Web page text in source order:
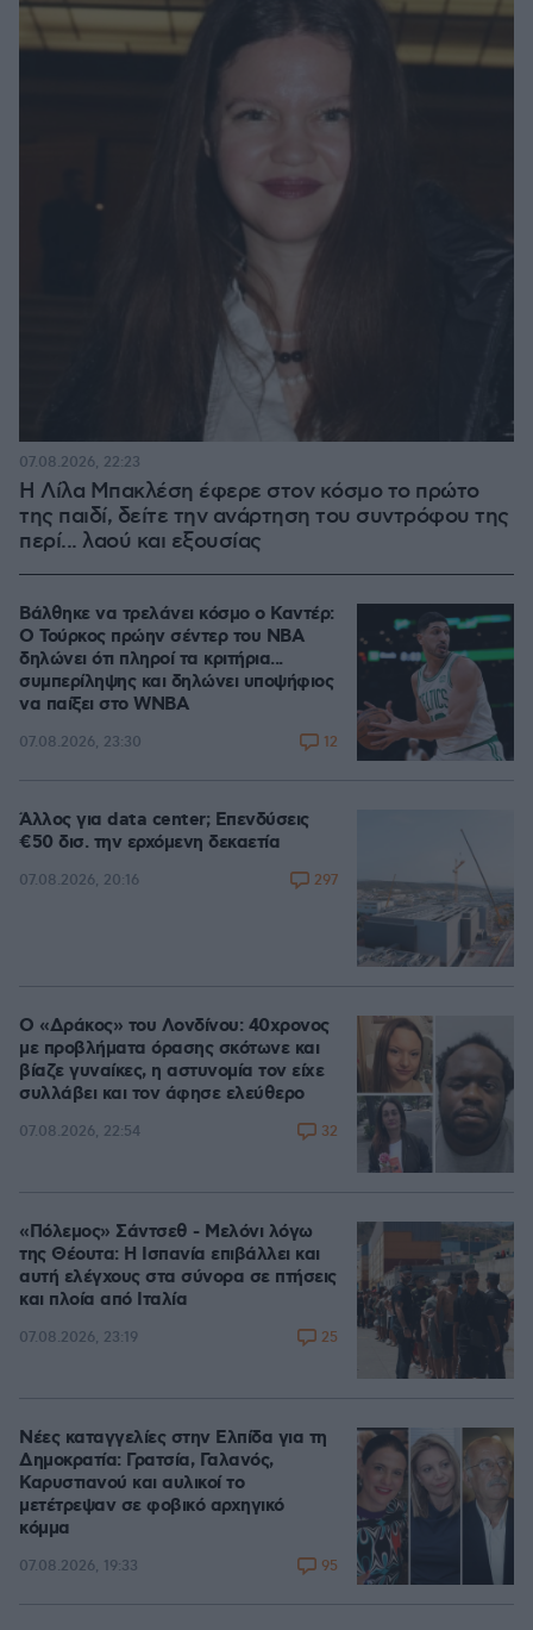
Η Λίλα Μπακλέση έφερε στον κόσμο το πρώτο
της παιδί, δείτε την ανάρτηση του συντρόφου της
περί... λαού και εξουσίας
07.08.2026, 22:23
Βάλθηκε να τρελάνει κόσμο ο Καντέρ:
Ο Τούρκος πρώην σέντερ του NBA
δηλώνει ότι πληροί τα κριτήρια...
συμπερίληψης και δηλώνει υποψήφιος
να παίξει στο WNBA
07.08.2026, 23:30 12
Άλλος για data center; Επενδύσεις
€50 δισ. την ερχόμενη δεκαετία
07.08.2026, 20:16 297
Ο «Δράκος» του Λονδίνου: 40χρονος
με προβλήματα όρασης σκότωνε και
βίαζε γυναίκες, η αστυνομία τον είχε
συλλάβει και τον άφησε ελεύθερο
07.08.2026, 22:54 32
«Πόλεμος» Σάντσεθ - Μελόνι λόγω
της Θέουτα: Η Ισπανία επιβάλλει και
αυτή ελέγχους στα σύνορα σε πτήσεις
και πλοία από Ιταλία
07.08.2026, 23:19 25
Νέες καταγγελίες στην Ελπίδα για τη
Δημοκρατία: Γρατσία, Γαλανός,
Καρυστιανού και αυλικοί το
μετέτρεψαν σε φοβικό αρχηγικό
κόμμα
07.08.2026, 19:33 95